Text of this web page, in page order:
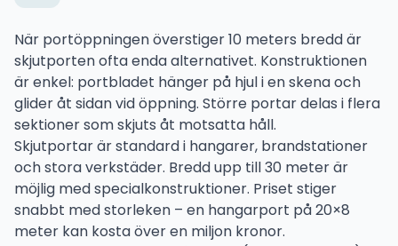
När portöppningen överstiger 10 meters bredd är
skjutporten ofta enda alternativet. Konstruktionen
är enkel: portbladet hänger på hjul i en skena och
glider åt sidan vid öppning. Större portar delas i flera
sektioner som skjuts åt motsatta håll.
Skjutportar är standard i hangarer, brandstationer
och stora verkstäder. Bredd upp till 30 meter är
möjlig med specialkonstruktioner. Priset stiger
snabbt med storleken – en hangarport på 20×8
meter kan kosta över en miljon kronor.